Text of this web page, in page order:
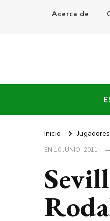
Acerca de
Every
Inicio
EN 10 JUNIO, 2011